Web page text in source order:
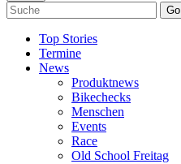
Go
Top Stories
Termine
News
Produktnews
Bikechecks
Menschen
Events
Race
Old School Freitag